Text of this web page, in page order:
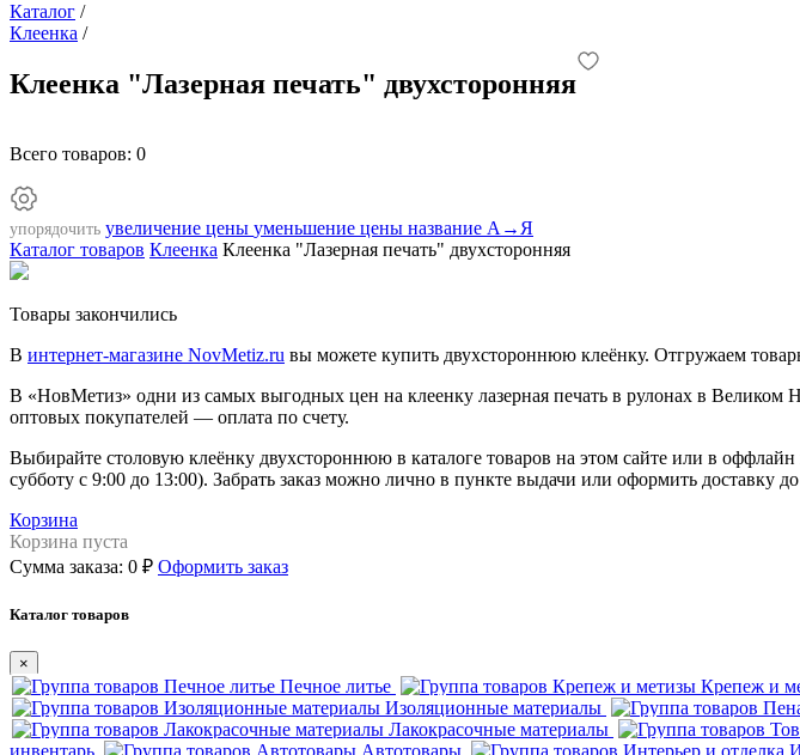
Каталог /
Клеенка /
Клеенка "Лазерная печать" двухсторонняя
Всего товаров: 0
упорядочить увеличение цены уменьшение цены название А→Я
Каталог товаров Клеенка Клеенка "Лазерная печать" двухсторонняя
Товары закончились
В интернет-магазине NovMetiz.ru вы можете купить двухстороннюю клеёнку. Отгружаем
В «НовМетиз» одни из самых выгодных цен на клеенку лазерная печать в рулонах в
оптовых покупателей — оплата по счету.
Выбирайте столовую клеёнку двухстороннюю в каталоге товаров на этом сайте или в
субботу с 9:00 до 13:00). Забрать заказ можно лично в пункте выдачи или оформить доставку
Корзина
Корзина пуста
Сумма заказа: 0 ₽ Оформить заказ
Каталог товаров
×
Печное литье Крепеж и
Изоляционные материалы
Лакокрасочные материалы